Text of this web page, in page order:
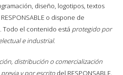
diseño, logotipos, textos
o dispone de
Todo el contenido está protegido por
e industrial.
distribución o comercialización
y por escrito del RESPONSABLE.